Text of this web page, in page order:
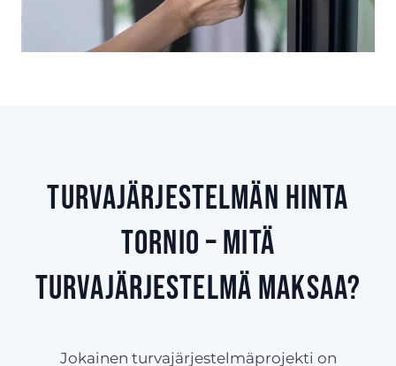
Turvajärjestelmän hinta
Tornio – Mitä
turvajärjestelmä maksaa?
Jokainen turvajärjestelmäprojekti on